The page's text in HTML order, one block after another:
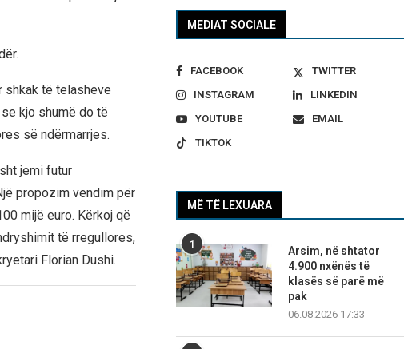
shkak të telasheve
kjo shumë do të
së ndërmarrjes.
jemi futur
propozim vendim për
mijë euro. Kërkoj që
të rregullores,
Florian Dushi.
MEDIAT SOCIALE
FACEBOOK
TWITTER
INSTAGRAM
LINKEDIN
YOUTUBE
EMAIL
TIKTOK
MË TË LEXUARA
1
Arsim, në shtator
4.900 nxënës të
klasës së parë më
pak
06.08.2026 17:33